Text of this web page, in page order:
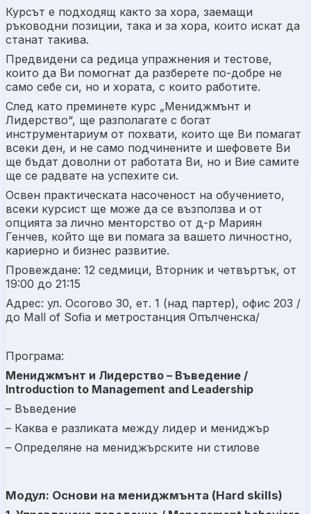
Курсът е подходящ както за хора, заемащи
ръководни позиции, така и за хора, които искат да
станат такива.
Предвидени са редица упражнения и тестове,
които да Ви помогнат да разберете по-добре не
само себе си, но и хората, с които работите.
След като преминете курс „Мениджмънт и
Лидерство“, ще разполагате с богат
инструментариум от похвати, които ще Ви помагат
всеки ден, и не само подчинените и шефовете Ви
ще бъдат доволни от работата Ви, но и Вие самите
ще се радвате на успехите си.
Oсвен практическата насоченост на обучението,
всеки курсист ще може да се възползва и от
опцията за лично менторство от д-р Мариян
Генчев, който ще ви помага за вашето личностно,
кариерно и бизнес развитие.
Провеждане: 12 седмици, Вторник и четвъртък, от
19:00 до 21:15
Адрес: ул. Осогово 30, ет. 1 (над партер), офис 203 /
до Mall of Sofia и метростанция Опълченска/
Програма:
Мениджмънт и Лидерство – Въведение /
Introduction to Management and Leadership
– Въведение
– Каква е разликата между лидер и мениджър
– Определяне на мениджърските ни стилове
Модул: Основи на мениджмънта (Hard skills)